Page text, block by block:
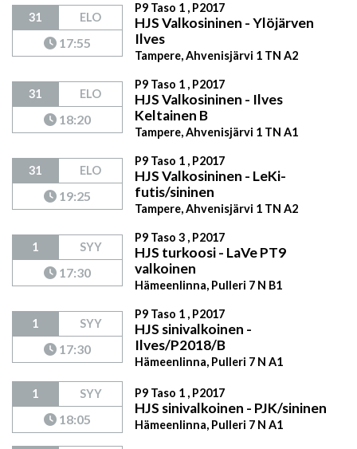
31 ELO
17:55
P9 Taso 1 , P2017
HJS Valkosininen - Ylöjärven
Ilves
Tampere, Ahvenisjärvi 1 TN A2
31 ELO
18:20
P9 Taso 1 , P2017
HJS Valkosininen - Ilves
Keltainen B
Tampere, Ahvenisjärvi 1 TN A1
31 ELO
19:25
P9 Taso 1 , P2017
HJS Valkosininen - LeKi-
futis/sininen
Tampere, Ahvenisjärvi 1 TN A2
1 SYY
17:30
P9 Taso 3 , P2017
HJS turkoosi - LaVe PT9
valkoinen
Hämeenlinna, Pulleri 7 N B1
1 SYY
17:30
P9 Taso 1 , P2017
HJS sinivalkoinen -
Ilves/P2018/B
Hämeenlinna, Pulleri 7 N A1
1 SYY
18:05
P9 Taso 1 , P2017
HJS sinivalkoinen - PJK/sininen
Hämeenlinna, Pulleri 7 N A1